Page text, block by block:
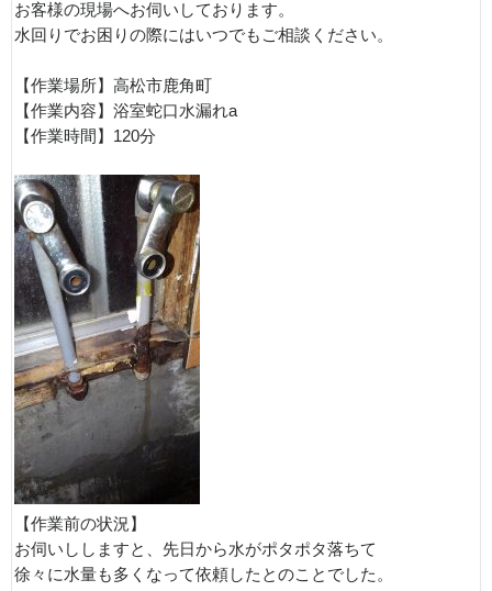
お客様の現場へお伺いしております。
水回りでお困りの際にはいつでもご相談ください。
【作業場所】高松市鹿角町
【作業内容】浴室蛇口水漏れa
【作業時間】120分
【作業前の状況】
お伺いししますと、先日から水がポタポタ落ちて
徐々に水量も多くなって依頼したとのことでした。